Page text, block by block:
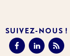
SUIVEZ-NOUS !